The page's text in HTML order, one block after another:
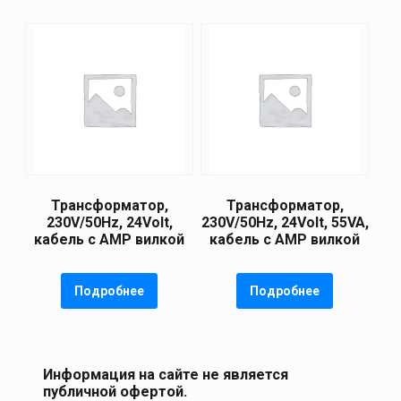
Трансформатор,
230V/50Hz, 24Volt,
кабель с AMP вилкой
Подробнее
Трансформатор,
230V/50Hz, 24Volt, 55VA,
кабель с AMP вилкой
Подробнее
Информация на сайте не является
публичной офертой.